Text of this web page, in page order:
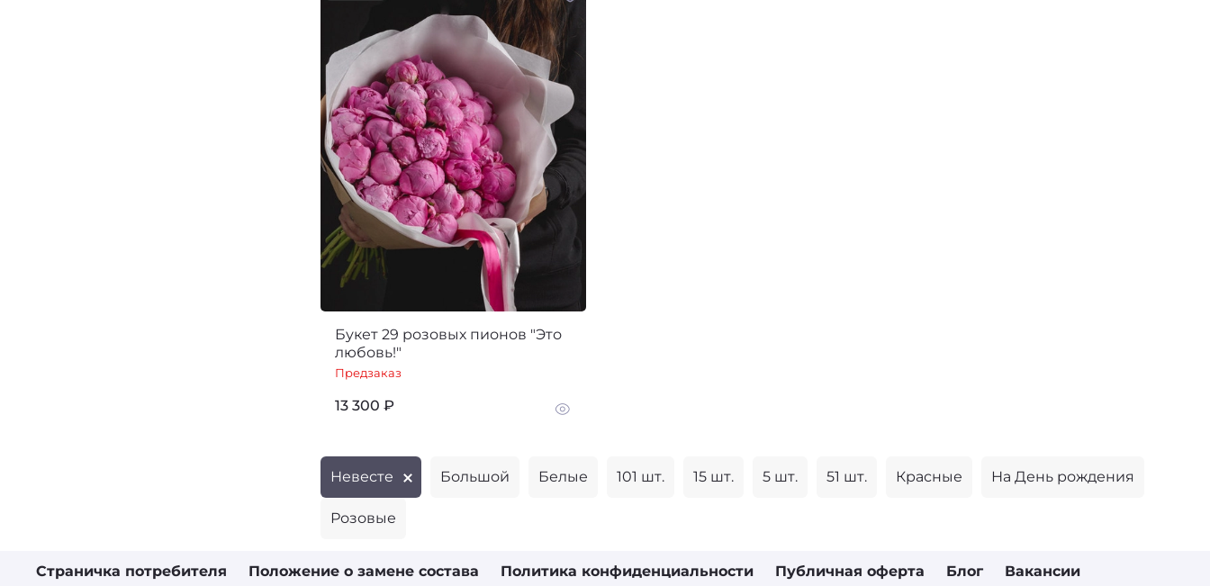
Букет 29 розовых пионов "Это
любовь!"
Предзаказ
13 300 ₽
Невесте Большой Белые 101 шт. 15 шт. 5 шт. 51 шт. Красные На День рождения
Розовые
Страничка потребителя Положение о замене состава Политика конфиденциальности Публичная оферта Блог Вакансии